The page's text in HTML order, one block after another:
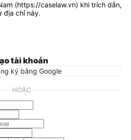
(https://caselaw.vn) khi trích dẫn,
địa chỉ này.
tài khoản
ký bằng Google
HOẶC